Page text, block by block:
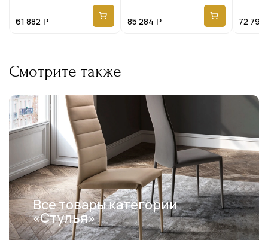
61 882 Р 85 284 Р 72 795
Смотрите также
Все товары категории
«Стулья»